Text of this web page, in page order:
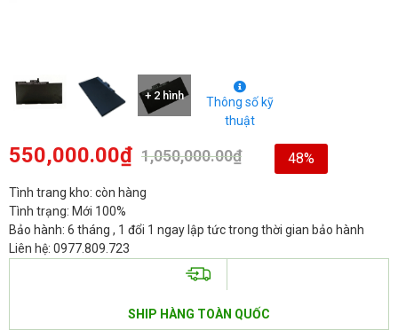
+ 2 hình
Thông số kỹ
thuật
1,050,000.00₫
550,000.00₫ 48%
Tình trang kho: còn hàng
Tình trạng: Mới 100%
Bảo hành: 6 tháng , 1 đổi 1 ngay lập tức trong thời gian bảo hành
Liên hệ: 0977.809.723
SHIP HÀNG TOÀN QUỐC